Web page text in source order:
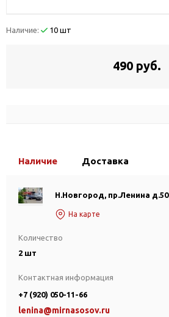
Наличие: 10 шт
490 руб.
Наличие Доставка
Н.Новгород, пр.Ленина д.50
На карте
Количество
2 шт
Контактная информация
+7 (920) 050-11-66
lenina@mirnasosov.ru